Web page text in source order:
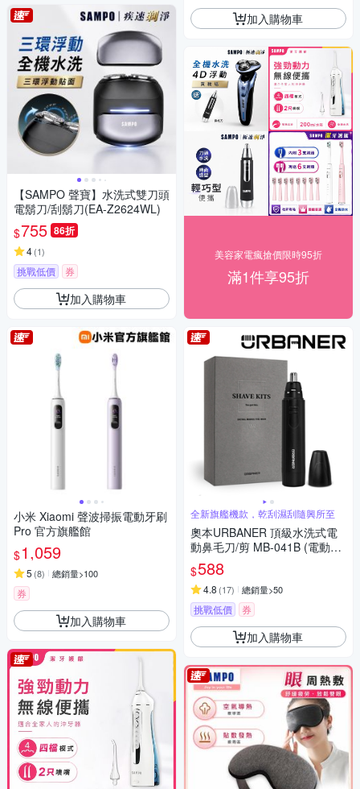
【SAMPO 聲寶】水洗式雙刀頭
電鬍刀/刮鬍刀(EA-Z2624WL)
$755 86折
4(1)
挑戰低價 券
加入購物車
小米 Xiaomi 聲波掃振電動牙刷
Pro 官方旗艦館
$1,059
5 (8) 總銷量>100
券
加入購物車
加入購物車
美容家電瘋搶價限時95折
滿1件享95折
全新旗艦機款，乾刮濕刮隨興所至
奧本URBANER 頂級水洗式電
動鼻毛刀/剪 MB-041B (電動鼻
毛刀/鼻毛剪/電動鼻毛剪/鼻毛/
鼻毛修剪器/電動鼻毛修剪器)
$588
4.8 (17) 總銷量>50
挑戰低價 券
加入購物車